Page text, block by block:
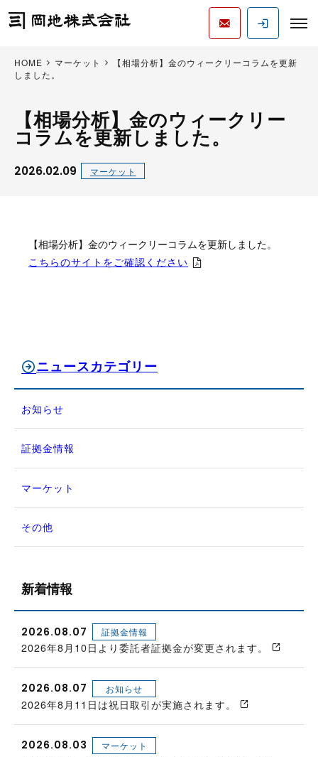
HOME マーケット
【相場分析】金のウィークリーコラムを更新
しました。
【相場分析】金のウィークリー
コラムを更新しました。
2026.02.09 マーケット
【相場分析】金のウィークリーコラムを更新しました。
こちらのサイトをご確認ください
ニュースカテゴリー
お知らせ
証拠金情報
マーケット
その他
新着情報
2026.08.07 証拠金情報
2026年8月10日より委託者証拠金が変更されます。
2026.08.07 お知らせ
2026年8月11日は祝日取引が実施されます。
2026.08.03 マーケット